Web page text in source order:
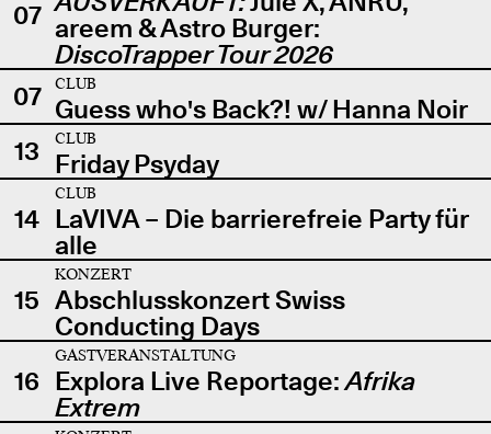
07 areem & Astro Burger:
DiscoTrapper Tour 2026
07
CLUB
Guess who's Back?! w/ Hanna Noir
13
CLUB
Friday Psyday
14
CLUB
LaVIVA – Die barrierefreie Party für
alle
15
KONZERT
Abschlusskonzert Swiss
Conducting Days
16
GASTVERANSTALTUNG
Explora Live Reportage:Afrika
Extrem